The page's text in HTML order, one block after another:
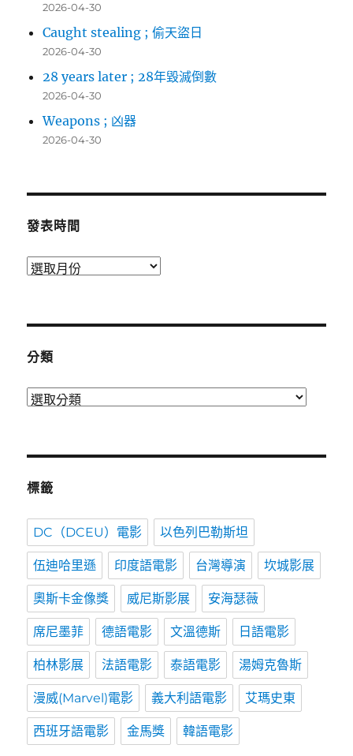
2026-04-30
Caught stealing ; 偷天盜日
2026-04-30
28 years later ; 28年毀滅倒數
2026-04-30
Weapons ; 凶器
2026-04-30
發表時間
發
分類
分
標籤
DC（DCEU）電影 以色列巴勒斯坦
伍迪哈里遜 印度語電影 台灣導演 坎城影展
奧斯卡金像獎 威尼斯影展 安海瑟薇
席尼墨菲 德語電影 文溫德斯 日語電影
柏林影展 法語電影 泰語電影 湯姆克魯斯
漫威(Marvel)電影 義大利語電影 艾瑪史東
西班牙語電影 金馬獎 韓語電影